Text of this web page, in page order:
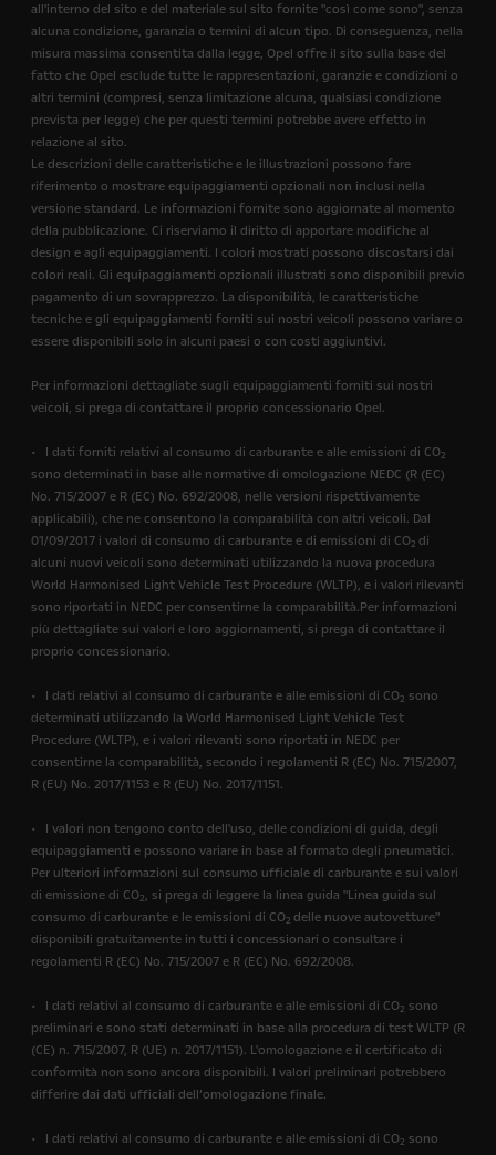
all'interno del sito e del materiale sul sito fornite "così come sono", senza
alcuna condizione, garanzia o termini di alcun tipo. Di conseguenza, nella
misura massima consentita dalla legge, Opel offre il sito sulla base del
fatto che Opel esclude tutte le rappresentazioni, garanzie e condizioni o
altri termini (compresi, senza limitazione alcuna, qualsiasi condizione
prevista per legge) che per questi termini potrebbe avere effetto in
relazione al sito.
Le descrizioni delle caratteristiche e le illustrazioni possono fare
riferimento o mostrare equipaggiamenti opzionali non inclusi nella
versione standard. Le informazioni fornite sono aggiornate al momento
della pubblicazione. Ci riserviamo il diritto di apportare modifiche al
design e agli equipaggiamenti. I colori mostrati possono discostarsi dai
colori reali. Gli equipaggiamenti opzionali illustrati sono disponibili previo
pagamento di un sovrapprezzo. La disponibilità, le caratteristiche
tecniche e gli equipaggiamenti forniti sui nostri veicoli possono variare o
essere disponibili solo in alcuni paesi o con costi aggiuntivi.
Per informazioni dettagliate sugli equipaggiamenti forniti sui nostri
veicoli, si prega di contattare il proprio concessionario Opel.
• I dati forniti relativi al consumo di carburante e alle emissioni di CO2
sono determinati in base alle normative di omologazione NEDC (R (EC)
No. 715/2007 e R (EC) No. 692/2008, nelle versioni rispettivamente
applicabili), che ne consentono la comparabilità con altri veicoli. Dal
01/09/2017 i valori di consumo di carburante e di emissioni di CO2 di
alcuni nuovi veicoli sono determinati utilizzando la nuova procedura
World Harmonised Light Vehicle Test Procedure (WLTP), e i valori rilevanti
sono riportati in NEDC per consentirne la comparabilità.Per informazioni
più dettagliate sui valori e loro aggiornamenti, si prega di contattare il
proprio concessionario.
• I dati relativi al consumo di carburante e alle emissioni di CO2 sono
determinati utilizzando la World Harmonised Light Vehicle Test
Procedure (WLTP), e i valori rilevanti sono riportati in NEDC per
consentirne la comparabilità, secondo i regolamenti R (EC) No. 715/2007,
R (EU) No. 2017/1153 e R (EU) No. 2017/1151.
• I valori non tengono conto dell'uso, delle condizioni di guida, degli
equipaggiamenti e possono variare in base al formato degli pneumatici.
Per ulteriori informazioni sul consumo ufficiale di carburante e sui valori
di emissione di CO2, si prega di leggere la linea guida "Linea guida sul
consumo di carburante e le emissioni di CO2 delle nuove autovetture"
disponibili gratuitamente in tutti i concessionari o consultare i
regolamenti R (EC) No. 715/2007 e R (EC) No. 692/2008.
• I dati relativi al consumo di carburante e alle emissioni di CO2 sono
preliminari e sono stati determinati in base alla procedura di test WLTP (R
(CE) n. 715/2007, R (UE) n. 2017/1151). L'omologazione e il certificato di
conformità non sono ancora disponibili. I valori preliminari potrebbero
differire dai dati ufficiali dell’omologazione finale.
• I dati relativi al consumo di carburante e alle emissioni di CO2 sono